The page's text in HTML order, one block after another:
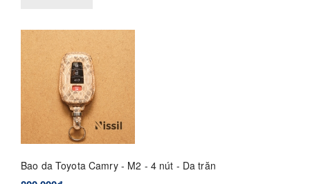
Bao da Toyota Camry - M2 - 4 nút - Da trăn